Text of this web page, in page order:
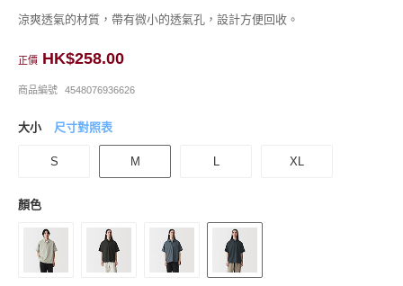
涼爽透氣的材質，帶有微小的透氣孔，設計方便回收。
正價 HK$258.00
商品編號 4548076936626
大小 尺寸對照表
S M L XL
顏色